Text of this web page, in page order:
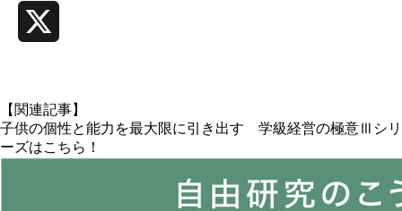
【関連記事】
子供の個性と能力を最大限に引き出す 学級経営の極意Ⅲシリ
ーズはこちら！